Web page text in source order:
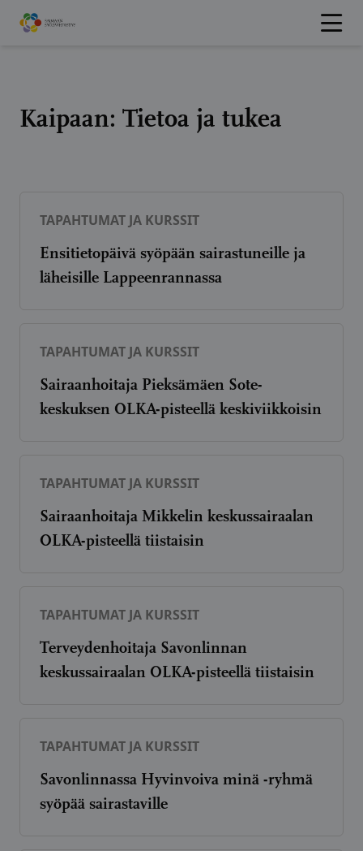
Hyppää
sisältöön
Kaipaan: Tietoa ja tukea
TAPAHTUMAT JA KURSSIT
Ensitietopäivä syöpään sairastuneille ja
läheisille Lappeenrannassa
TAPAHTUMAT JA KURSSIT
Sairaanhoitaja Pieksämäen Sote-
keskuksen OLKA-pisteellä keskiviikkoisin
TAPAHTUMAT JA KURSSIT
Sairaanhoitaja Mikkelin keskussairaalan
OLKA-pisteellä tiistaisin
TAPAHTUMAT JA KURSSIT
Terveydenhoitaja Savonlinnan
keskussairaalan OLKA-pisteellä tiistaisin
TAPAHTUMAT JA KURSSIT
Savonlinnassa Hyvinvoiva minä -ryhmä
syöpää sairastaville